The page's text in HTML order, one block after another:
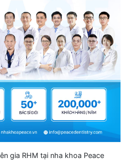
gia RHM tại nha khoa Peace